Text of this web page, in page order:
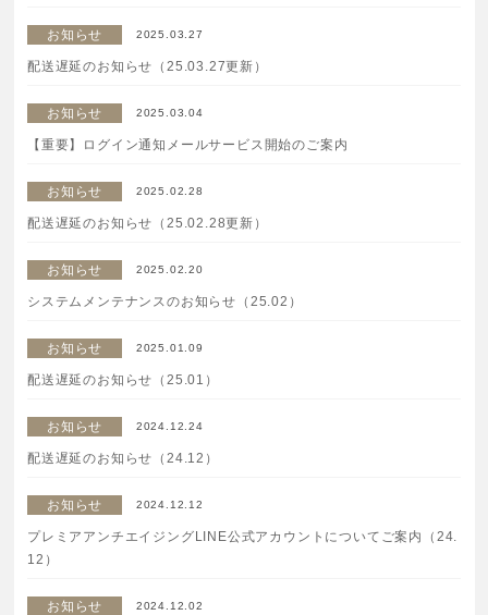
定期便サービスのご案内
会員ステージ・ポイントプログラム
ギフトラッピングサービス
はじめての方へ
ベストコスメ受賞履歴
あしたの美肌 | 美容情報を発信・キレイをサポートするWe
お知らせ 2025.03.27
配送遅延のお知らせ（25.03.27更新）
お知らせ 2025.03.04
【重要】ログイン通知メールサービス開始のご案内
お知らせ 2025.02.28
配送遅延のお知らせ（25.02.28更新）
お知らせ 2025.02.20
システムメンテナンスのお知らせ（25.02）
お知らせ 2025.01.09
配送遅延のお知らせ（25.01）
お知らせ 2024.12.24
配送遅延のお知らせ（24.12）
お知らせ 2024.12.12
プレミアアンチエイジングLINE公式アカウントについてご案内（24.
12）
お知らせ 2024.12.02